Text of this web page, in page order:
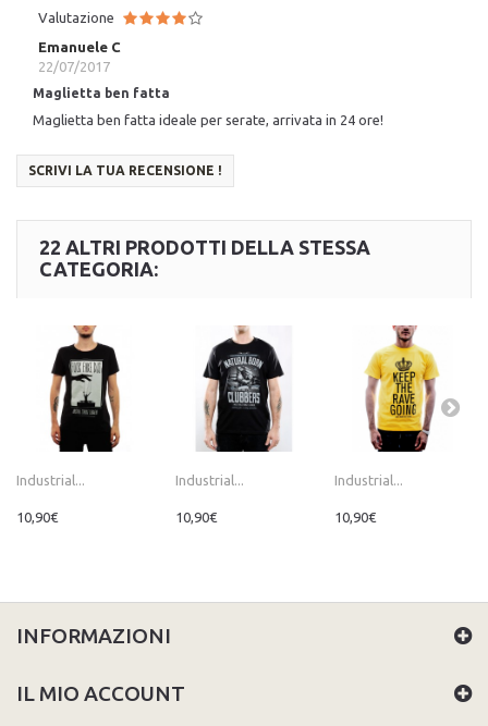
Valutazione
Emanuele C
22/07/2017
Maglietta ben fatta
Maglietta ben fatta ideale per serate, arrivata in 24 ore!
SCRIVI LA TUA RECENSIONE !
22 ALTRI PRODOTTI DELLA STESSA
CATEGORIA:
Industrial...
10,90€
Industrial...
10,90€
Industrial...
10,90€
INFORMAZIONI
IL MIO ACCOUNT